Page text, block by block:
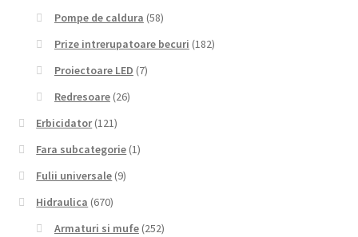
Pompe de caldura (58)
Prize intrerupatoare becuri (182)
Proiectoare LED (7)
Redresoare (26)
Erbicidator (121)
Fara subcategorie (1)
Fulii universale (9)
Hidraulica (670)
Armaturi si mufe (252)